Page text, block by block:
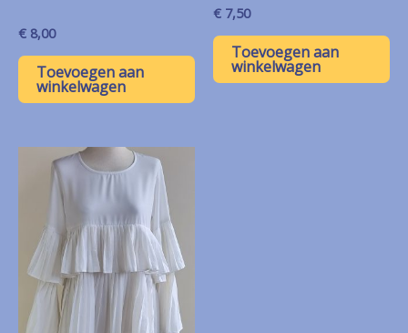
€ 8,00
Toevoegen aan
winkelwagen
€ 7,50
Toevoegen aan
winkelwagen